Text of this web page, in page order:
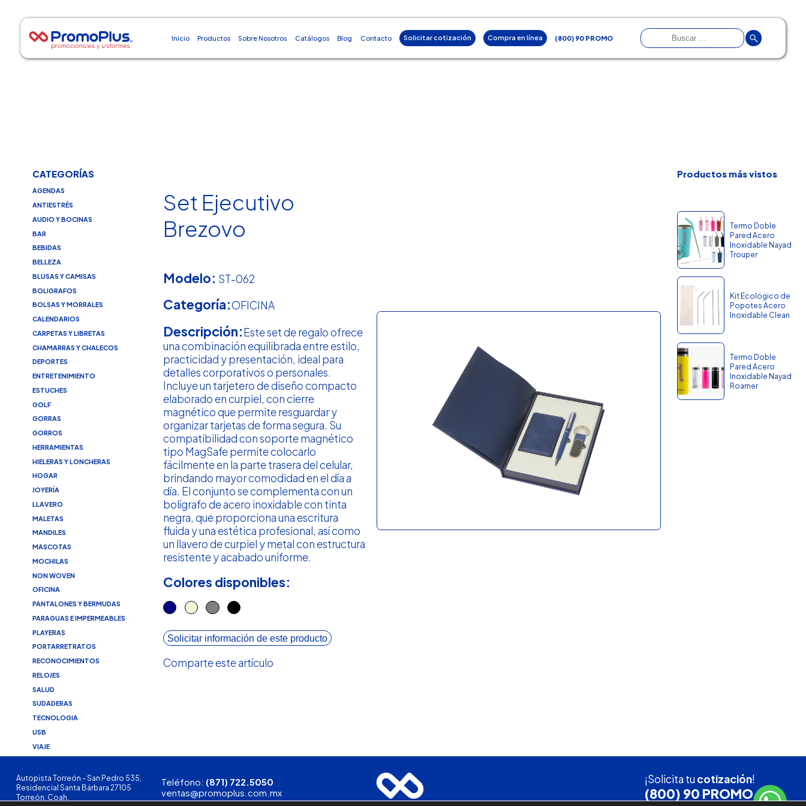
Inicio Productos Sobre Nosotros Catálogos Blog Contacto Solicitar cotización Compra en línea (800) 90 PROMO
CATEGORÍAS
AGENDAS
ANTIESTRÉS
AUDIO Y BOCINAS
BAR
BEBIDAS
BELLEZA
BLUSAS Y CAMISAS
BOLIGRAFOS
BOLSAS Y MORRALES
CALENDARIOS
CARPETAS Y LIBRETAS
CHAMARRAS Y CHALECOS
DEPORTES
ENTRETENIMIENTO
ESTUCHES
GOLF
GORRAS
GORROS
HERRAMIENTAS
HIELERAS Y LONCHERAS
HOGAR
JOYERÍA
LLAVERO
MALETAS
MANDILES
MASCOTAS
MOCHILAS
NON WOVEN
OFICINA
PANTALONES Y BERMUDAS
PARAGUAS E IMPERMEABLES
PLAYERAS
PORTARRETRATOS
RECONOCIMIENTOS
RELOJES
SALUD
SUDADERAS
TECNOLOGIA
USB
VIAJE
Set Ejecutivo
Brezovo
Modelo: ST-062
Categoría:OFICINA
Descripción:Este set de regalo ofrece
una combinación equilibrada entre estilo,
practicidad y presentación, ideal para
detalles corporativos o personales.
Incluye un tarjetero de diseño compacto
elaborado en curpiel, con cierre
magnético que permite resguardar y
organizar tarjetas de forma segura. Su
compatibilidad con soporte magnético
tipo MagSafe permite colocarlo
fácilmente en la parte trasera del celular,
brindando mayor comodidad en el día a
día. El conjunto se complementa con un
bolígrafo de acero inoxidable con tinta
negra, que proporciona una escritura
fluida y una estética profesional, así como
un llavero de curpiel y metal con estructura
resistente y acabado uniforme.
Colores disponibles:
Solicitar información de este producto
Comparte este artículo
Productos más vistos
Termo Doble
Pared Acero
Inoxidable Nayad
Trouper
Kit Ecológico de
Popotes Acero
Inoxidable Clean
Termo Doble
Pared Acero
Inoxidable Nayad
Roamer
Autopista Torreón - San Pedro 535,
Residencial Santa Bárbara 27105
Torreón, Coah.
Teléfono: (871) 722.5050
ventas@promoplus.com.mx
¡Solicita tucotización!
(800) 90 PROMO